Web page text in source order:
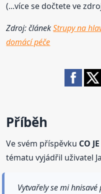
(...více se dočtete ve
Zdroj: článekStrupy na
domácí péče
Příběh
Ve svém příspěvku CO
tématu vyjádřil uživatel
Vytvařely se mi